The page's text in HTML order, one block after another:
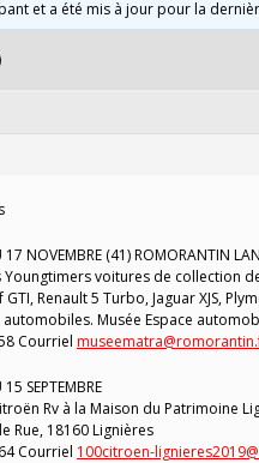
et a été mis à jour pour la
17 NOVEMBRE (41) ROMORANTIN
Youngtimers voitures de collection
Renault 5 Turbo, Jaguar XJS,
Musée Espace
Courriel
SEPTEMBRE
Rv à la Maison du Patrimoine
Rue, 18160 Lignières
Courriel 100citroen-